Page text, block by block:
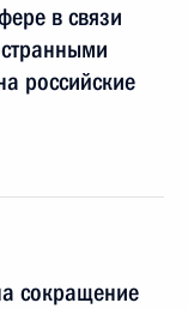
в связи
российские
сокращение